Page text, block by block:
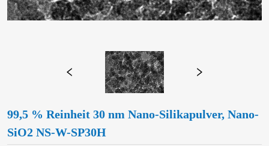
99,5 % Reinheit 30 nm Nano-Silikapulver, Nano-
SiO2 NS-W-SP30H